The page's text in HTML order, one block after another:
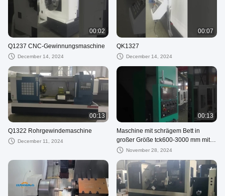
00:02
Q1237 CNC-Gewinnungsmaschine
December 14, 2024
00:07
QK1327
December 14, 2024
00:13
Q1322 Rohrgewindemaschine
December 11, 2024
00:13
Maschine mit schrägem Bett in
großer Größe tck600-3000 mm mit
angetriebenem Turm und Y-Achse
November 28, 2024